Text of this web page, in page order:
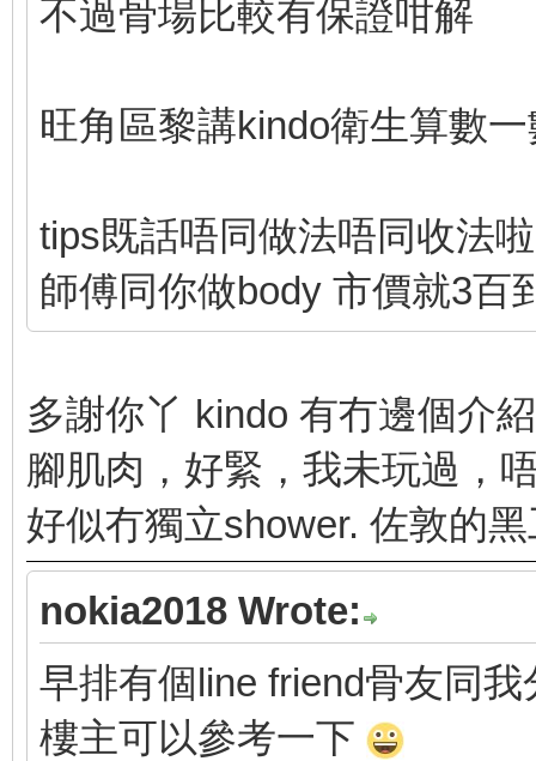
不過骨場比較有保證咁解
旺角區黎講kindo衛生算數
tips既話唔同做法唔同收法啦
師傅同你做body 市價就3百
多謝你丫 kindo 有冇邊個介
腳肌肉，好緊，我未玩過，
好似冇獨立shower. 佐敦的
nokia2018 Wrote:
早排有個line friend骨友同我
樓主可以參考一下